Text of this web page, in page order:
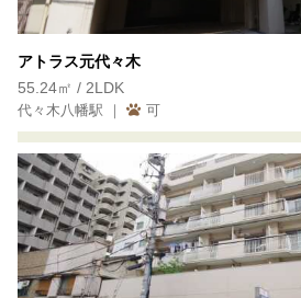
アトラス元代々木
55.24㎡ / 2LDK
代々木八幡駅 ｜ 可